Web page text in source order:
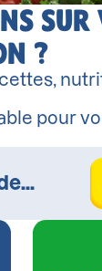
SUR
?
pour